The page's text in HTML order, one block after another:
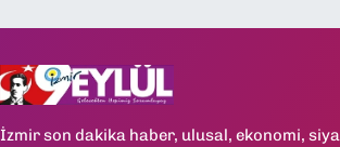
İzmir son dakika haber, ulusal, ekonomi,